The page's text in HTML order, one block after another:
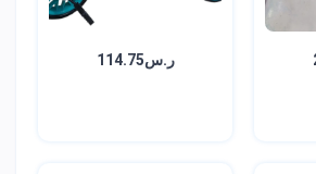
ر.س114.75